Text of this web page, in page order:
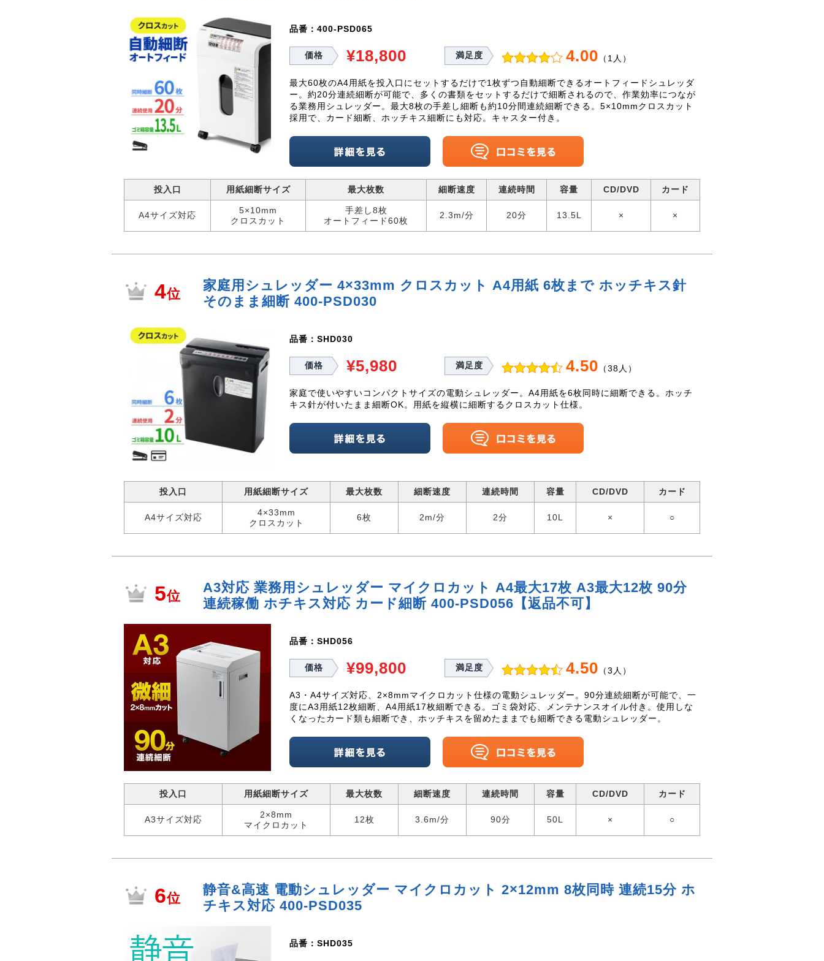
品番：400-PSD065
価格 ¥18,800 満足度 4.00 （1人）
最大60枚のA4用紙を投入口にセットするだけで1枚ずつ自動細断できるオートフィードシュレッダ
ー。約20分連続細断が可能で、多くの書類をセットするだけで細断されるので、作業効率につなが
る業務用シュレッダー。最大8枚の手差し細断も約10分間連続細断できる。5×10mmクロスカット
採用で、カード細断、ホッチキス細断にも対応。キャスター付き。
投入口 用紙細断サイズ 最大枚数 細断速度 連続時間 容量 CD/DVD カード
A4サイズ対応
5×10mm
クロスカット
手差し8枚
オートフィード60枚
2.3m/分 20分 13.5L × ×
4位
家庭用シュレッダー 4×33mm クロスカット A4用紙 6枚まで ホッチキス針
そのまま細断 400-PSD030
品番：SHD030
価格 ¥5,980 満足度 4.50 （38人）
家庭で使いやすいコンパクトサイズの電動シュレッダー。A4用紙を6枚同時に細断できる。ホッチ
キス針が付いたまま細断OK。用紙を縦横に細断するクロスカット仕様。
投入口 用紙細断サイズ 最大枚数 細断速度 連続時間 容量 CD/DVD カード
A4サイズ対応
4×33mm
クロスカット
6枚 2m/分 2分 10L × ○
5位
A3対応 業務用シュレッダー マイクロカット A4最大17枚 A3最大12枚 90分
連続稼働 ホチキス対応 カード細断 400-PSD056【返品不可】
品番：SHD056
価格 ¥99,800 満足度 4.50 （3人）
A3・A4サイズ対応、2×8mmマイクロカット仕様の電動シュレッダー。90分連続細断が可能で、一
度にA3用紙12枚細断、A4用紙17枚細断できる。ゴミ袋対応、メンテナンスオイル付き。使用しな
くなったカード類も細断でき、ホッチキスを留めたままでも細断できる電動シュレッダー。
投入口 用紙細断サイズ 最大枚数 細断速度 連続時間 容量 CD/DVD カード
A3サイズ対応
2×8mm
マイクロカット
12枚 3.6m/分 90分 50L × ○
6位
静音&高速 電動シュレッダー マイクロカット 2×12mm 8枚同時 連続15分 ホ
チキス対応 400-PSD035
品番：SHD035